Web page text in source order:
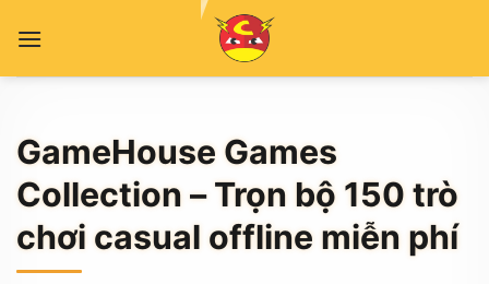
GameHouse Games
Collection – Trọn bộ 150 trò
chơi casual offline miễn phí